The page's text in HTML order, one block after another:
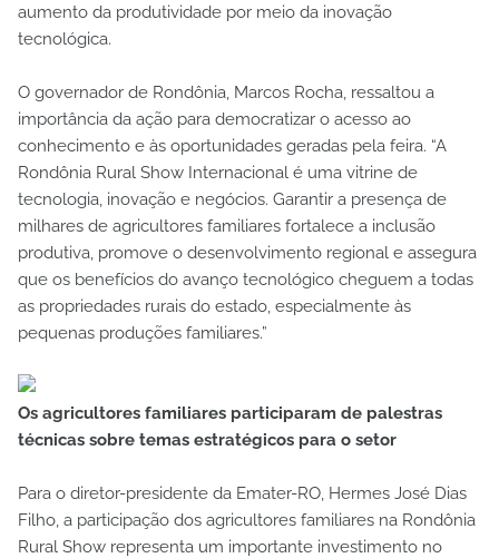
aumento da produtividade por meio da inovação
tecnológica.
O governador de Rondônia, Marcos Rocha, ressaltou a
importância da ação para democratizar o acesso ao
conhecimento e às oportunidades geradas pela feira. “A
Rondônia Rural Show Internacional é uma vitrine de
tecnologia, inovação e negócios. Garantir a presença de
milhares de agricultores familiares fortalece a inclusão
produtiva, promove o desenvolvimento regional e assegura
que os benefícios do avanço tecnológico cheguem a todas
as propriedades rurais do estado, especialmente às
pequenas produções familiares.”
Os agricultores familiares participaram de palestras
técnicas sobre temas estratégicos para o setor
Para o diretor-presidente da Emater-RO, Hermes José Dias
Filho, a participação dos agricultores familiares na Rondônia
Rural Show representa um importante investimento no